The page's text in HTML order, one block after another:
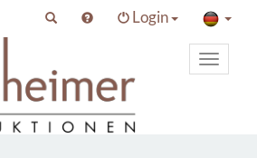
Login
Toggle